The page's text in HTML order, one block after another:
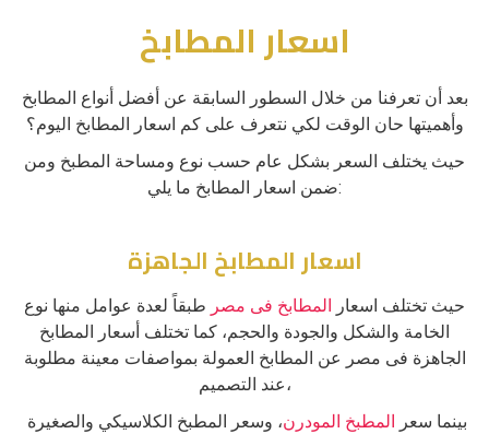
اسعار المطابخ
بعد أن تعرفنا من خلال السطور السابقة عن أفضل أنواع المطابخ
وأهميتها حان الوقت لكي نتعرف على كم اسعار المطابخ اليوم؟
حيث يختلف السعر بشكل عام حسب نوع ومساحة المطبخ ومن
ضمن اسعار المطابخ ما يلي:
اسعار المطابخ الجاهزة
حيث تختلف اسعار المطابخ فى مصر طبقاً لعدة عوامل منها نوع
الخامة والشكل والجودة والحجم، كما تختلف أسعار المطابخ
الجاهزة فى مصر عن المطابخ العمولة بمواصفات معينة مطلوبة
عند التصميم،
بينما سعر المطبخ المودرن، وسعر المطبخ الكلاسيكي والصغيرة